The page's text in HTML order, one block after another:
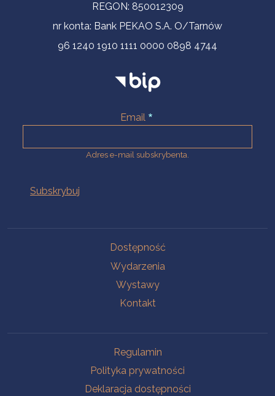
REGON: 850012309
nr konta: Bank PEKAO S.A. O/Tarnów
96 1240 1910 1111 0000 0898 4744
Email
Adres e-mail subskrybenta.
Dostępność
Wydarzenia
Wystawy
Kontakt
Regulamin
Polityka prywatności
Deklaracja dostępności